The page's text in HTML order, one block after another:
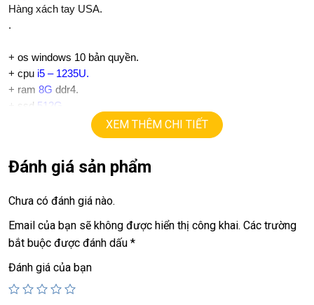
Hàng xách tay USA.
.
+ os windows 10 bản quyền.
+ cpu i5 – 1235U.
+ ram 8G ddr4.
+
ssd 512G
15,6in IPS Full HD 1080.
+ Pin 5h.
Giá : 9.9tr.
===========================
ĐT:
0938.078.389
Face. Viber. Zalo :
ĐC: 60/26 Đồng Đen, p.14, Tân Bình
XEM THÊM CHI TIẾT
Đánh giá sản phẩm
Chưa có đánh giá nào.
Email của bạn sẽ không được hiển thị công khai. Các trường
bắt buộc được đánh dấu *
Đánh giá của bạn